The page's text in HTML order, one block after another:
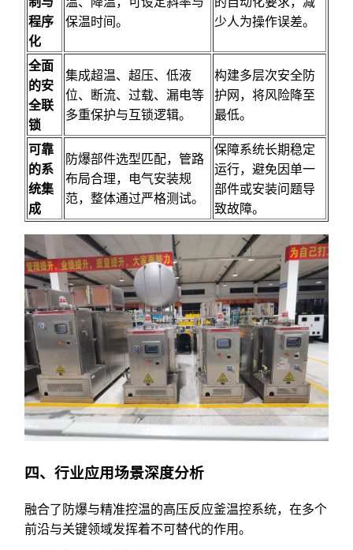
程序
化
保温时间。
少人为操作误差。
全面
的安
全联
锁
集成超温、超压、低液
位、断流、过载、漏电等
多重保护与互锁逻辑。
构建多层次安全防
护网，将风险降至
最低。
可靠
的系
统集
成
防爆部件选型匹配，管路
布局合理，电气安装规
范，整体通过严格测试。
保障系统长期稳定
运行，避免因单一
部件或安装问题导
致故障。
四、行业应用场景深度分析
融合了防爆与精准控温的高压反应釜温控系统，在多个
前沿与关键领域发挥着不可替代的作用。